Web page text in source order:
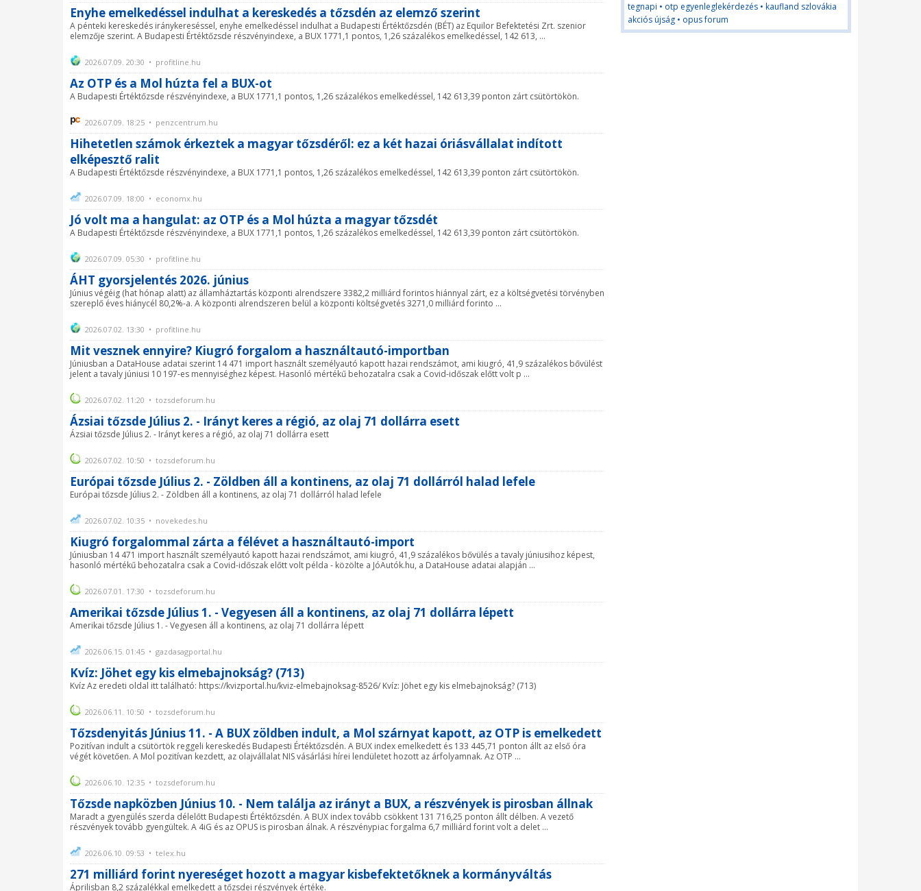
Enyhe emelkedéssel indulhat a kereskedés a tőzsdén az elemző szerint
A pénteki kereskedés iránykereséssel, enyhe emelkedéssel indulhat a Budapesti Értéktőzsdén (BÉT) az Equilor Befektetési Zrt. szenior
elemzője szerint. A Budapesti Értéktőzsde részvényindexe, a BUX 1771,1 pontos, 1,26 százalékos emelkedéssel, 142 613, ...
2026.07.09. 20:30 • profitline.hu
Az OTP és a Mol húzta fel a BUX-ot
A Budapesti Értéktőzsde részvényindexe, a BUX 1771,1 pontos, 1,26 százalékos emelkedéssel, 142 613,39 ponton zárt csütörtökön.
2026.07.09. 18:25 • penzcentrum.hu
Hihetetlen számok érkeztek a magyar tőzsdéről: ez a két hazai óriásvállalat indított
elképesztő ralit
A Budapesti Értéktőzsde részvényindexe, a BUX 1771,1 pontos, 1,26 százalékos emelkedéssel, 142 613,39 ponton zárt csütörtökön.
2026.07.09. 18:00 • economx.hu
Jó volt ma a hangulat: az OTP és a Mol húzta a magyar tőzsdét
A Budapesti Értéktőzsde részvényindexe, a BUX 1771,1 pontos, 1,26 százalékos emelkedéssel, 142 613,39 ponton zárt csütörtökön.
2026.07.09. 05:30 • profitline.hu
ÁHT gyorsjelentés 2026. június
Június végéig (hat hónap alatt) az államháztartás központi alrendszere 3382,2 milliárd forintos hiánnyal zárt, ez a költségvetési törvényben
szereplő éves hiánycél 80,2%-a. A központi alrendszeren belül a központi költségvetés 3271,0 milliárd forinto ...
2026.07.02. 13:30 • profitline.hu
Mit vesznek ennyire? Kiugró forgalom a használtautó-importban
Júniusban a DataHouse adatai szerint 14 471 import használt személyautó kapott hazai rendszámot, ami kiugró, 41,9 százalékos bővülést
jelent a tavaly júniusi 10 197-es mennyiséghez képest. Hasonló mértékű behozatalra csak a Covid-időszak előtt volt p ...
2026.07.02. 11:20 • tozsdeforum.hu
Ázsiai tőzsde Július 2. - Irányt keres a régió, az olaj 71 dollárra esett
Ázsiai tőzsde Július 2. - Irányt keres a régió, az olaj 71 dollárra esett
2026.07.02. 10:50 • tozsdeforum.hu
Európai tőzsde Július 2. - Zöldben áll a kontinens, az olaj 71 dollárról halad lefele
Európai tőzsde Július 2. - Zöldben áll a kontinens, az olaj 71 dollárról halad lefele
2026.07.02. 10:35 • novekedes.hu
Kiugró forgalommal zárta a félévet a használtautó-import
Júniusban 14 471 import használt személyautó kapott hazai rendszámot, ami kiugró, 41,9 százalékos bővülés a tavaly júniusihoz képest,
hasonló mértékű behozatalra csak a Covid-időszak előtt volt példa - közölte a JóAutók.hu, a DataHouse adatai alapján ...
2026.07.01. 17:30 • tozsdeforum.hu
Amerikai tőzsde Július 1. - Vegyesen áll a kontinens, az olaj 71 dollárra lépett
Amerikai tőzsde Július 1. - Vegyesen áll a kontinens, az olaj 71 dollárra lépett
2026.06.15. 01:45 • gazdasagportal.hu
Kvíz: Jöhet egy kis elmebajnokság? (713)
Kvíz Az eredeti oldal itt található: https://kvizportal.hu/kviz-elmebajnoksag-8526/ Kvíz: Jöhet egy kis elmebajnokság? (713)
2026.06.11. 10:50 • tozsdeforum.hu
Tőzsdenyitás Június 11. - A BUX zöldben indult, a Mol szárnyat kapott, az OTP is emelkedett
Pozitívan indult a csütörtök reggeli kereskedés Budapesti Értéktőzsdén. A BUX index emelkedett és 133 445,71 ponton állt az első óra
végét követően. A Mol pozitívan kezdett, az olajvállalat NIS vásárlási hírei lendületet hozott az árfolyamnak. Az OTP ...
2026.06.10. 12:35 • tozsdeforum.hu
Tőzsde napközben Június 10. - Nem találja az irányt a BUX, a részvények is pirosban állnak
Maradt a gyengülés szerda délelőtt Budapesti Értéktőzsdén. A BUX index tovább csökkent 131 716,25 ponton állt délben. A vezető
részvények tovább gyengültek. A 4iG és az OPUS is pirosban álnak. A részvénypiac forgalma 6,7 milliárd forint volt a delet ...
2026.06.10. 09:53 • telex.hu
271 milliárd forint nyereséget hozott a magyar kisbefektetőknek a kormányváltás
Áprilisban 8,2 százalékkal emelkedett a tőzsdei részvények értéke.
tegnapi • otp egyenleglekérdezés • kaufland szlovákia
akciós újság • opus forum